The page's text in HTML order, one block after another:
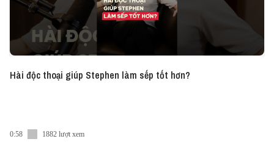
Hài độc thoại giúp Stephen làm sếp tốt hơn?
0:58 1882 lượt xem